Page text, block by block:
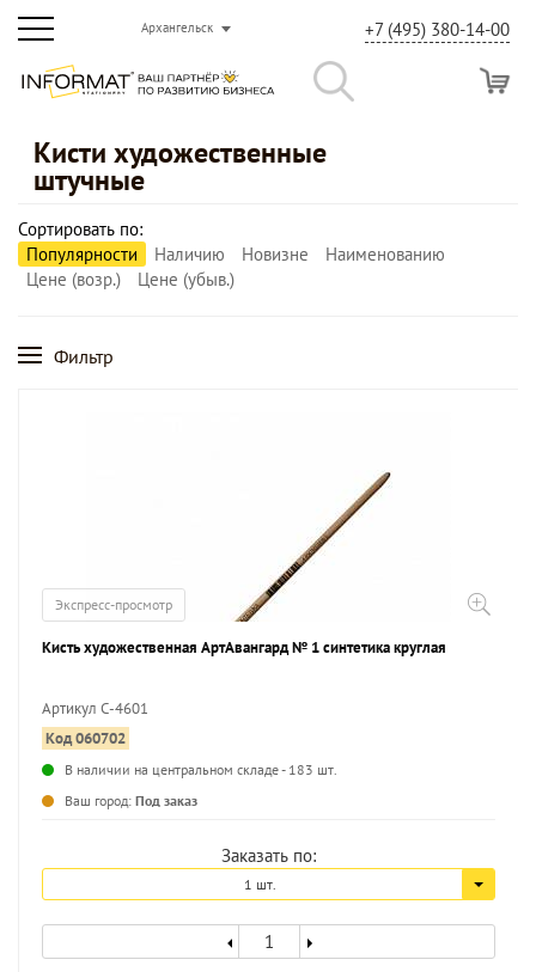
Архангельск +7 (495) 380-14-00
Кисти художественные
штучные
Сортировать по:
Популярности
Наличию Новизне
Наименованию
Цене (возр.)
Цене (убыв.)
Фильтр
Экспресс-просмотр
Кисть художественная АртАвангард № 1 синтетика круглая
Артикул С-4601
Код 060702
В наличии на центральном складе - 183 шт.
Ваш город: Под заказ
Заказать по:
1 шт.